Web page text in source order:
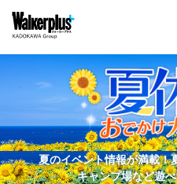
夏のイベント情報が満載！
キャンプ場など遊